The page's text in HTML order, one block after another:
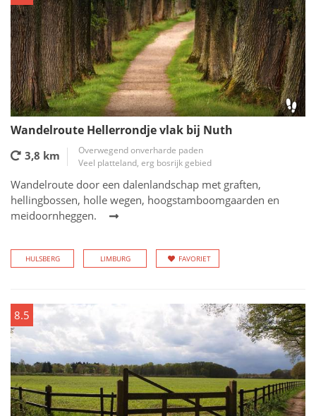
Wandelroute Hellerrondje vlak bij Nuth
3,8 km
Overwegend onverharde paden
Veel platteland, erg bosrijk gebied
Wandelroute door een dalenlandschap met graften,
hellingbossen, holle wegen, hoogstamboomgaarden en
meidoornheggen.
HULSBERG LIMBURG FAVORIET
8.5